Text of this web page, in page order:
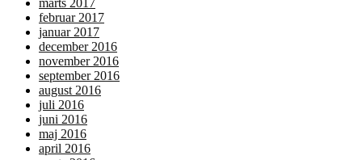
marts 2017
februar 2017
januar 2017
december 2016
november 2016
september 2016
august 2016
juli 2016
juni 2016
maj 2016
april 2016